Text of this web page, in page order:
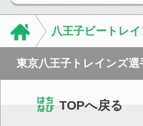
八王子ビートレ
東京八王子トレインズ選
TOPへ戻る